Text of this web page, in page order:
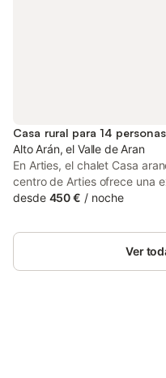
Casa rural para 14 personas
Alto Arán, el Valle de Aran
En Arties, el chalet Casa
centro de Arties ofrece una
vista de los Pirineos. La
cocina, 5 dormitorios y 3
que puede alojar a 14
desde 450 € / noche
Ver